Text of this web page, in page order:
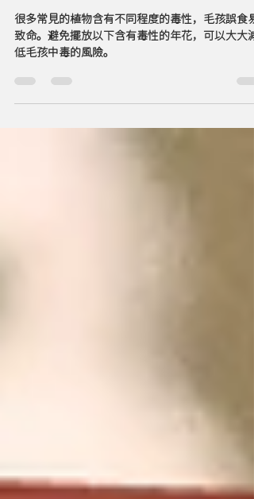
【小心有毒】應避免毛孩接觸的
年花
致命。避免擺放以下含有毒性的年花，可以大大減